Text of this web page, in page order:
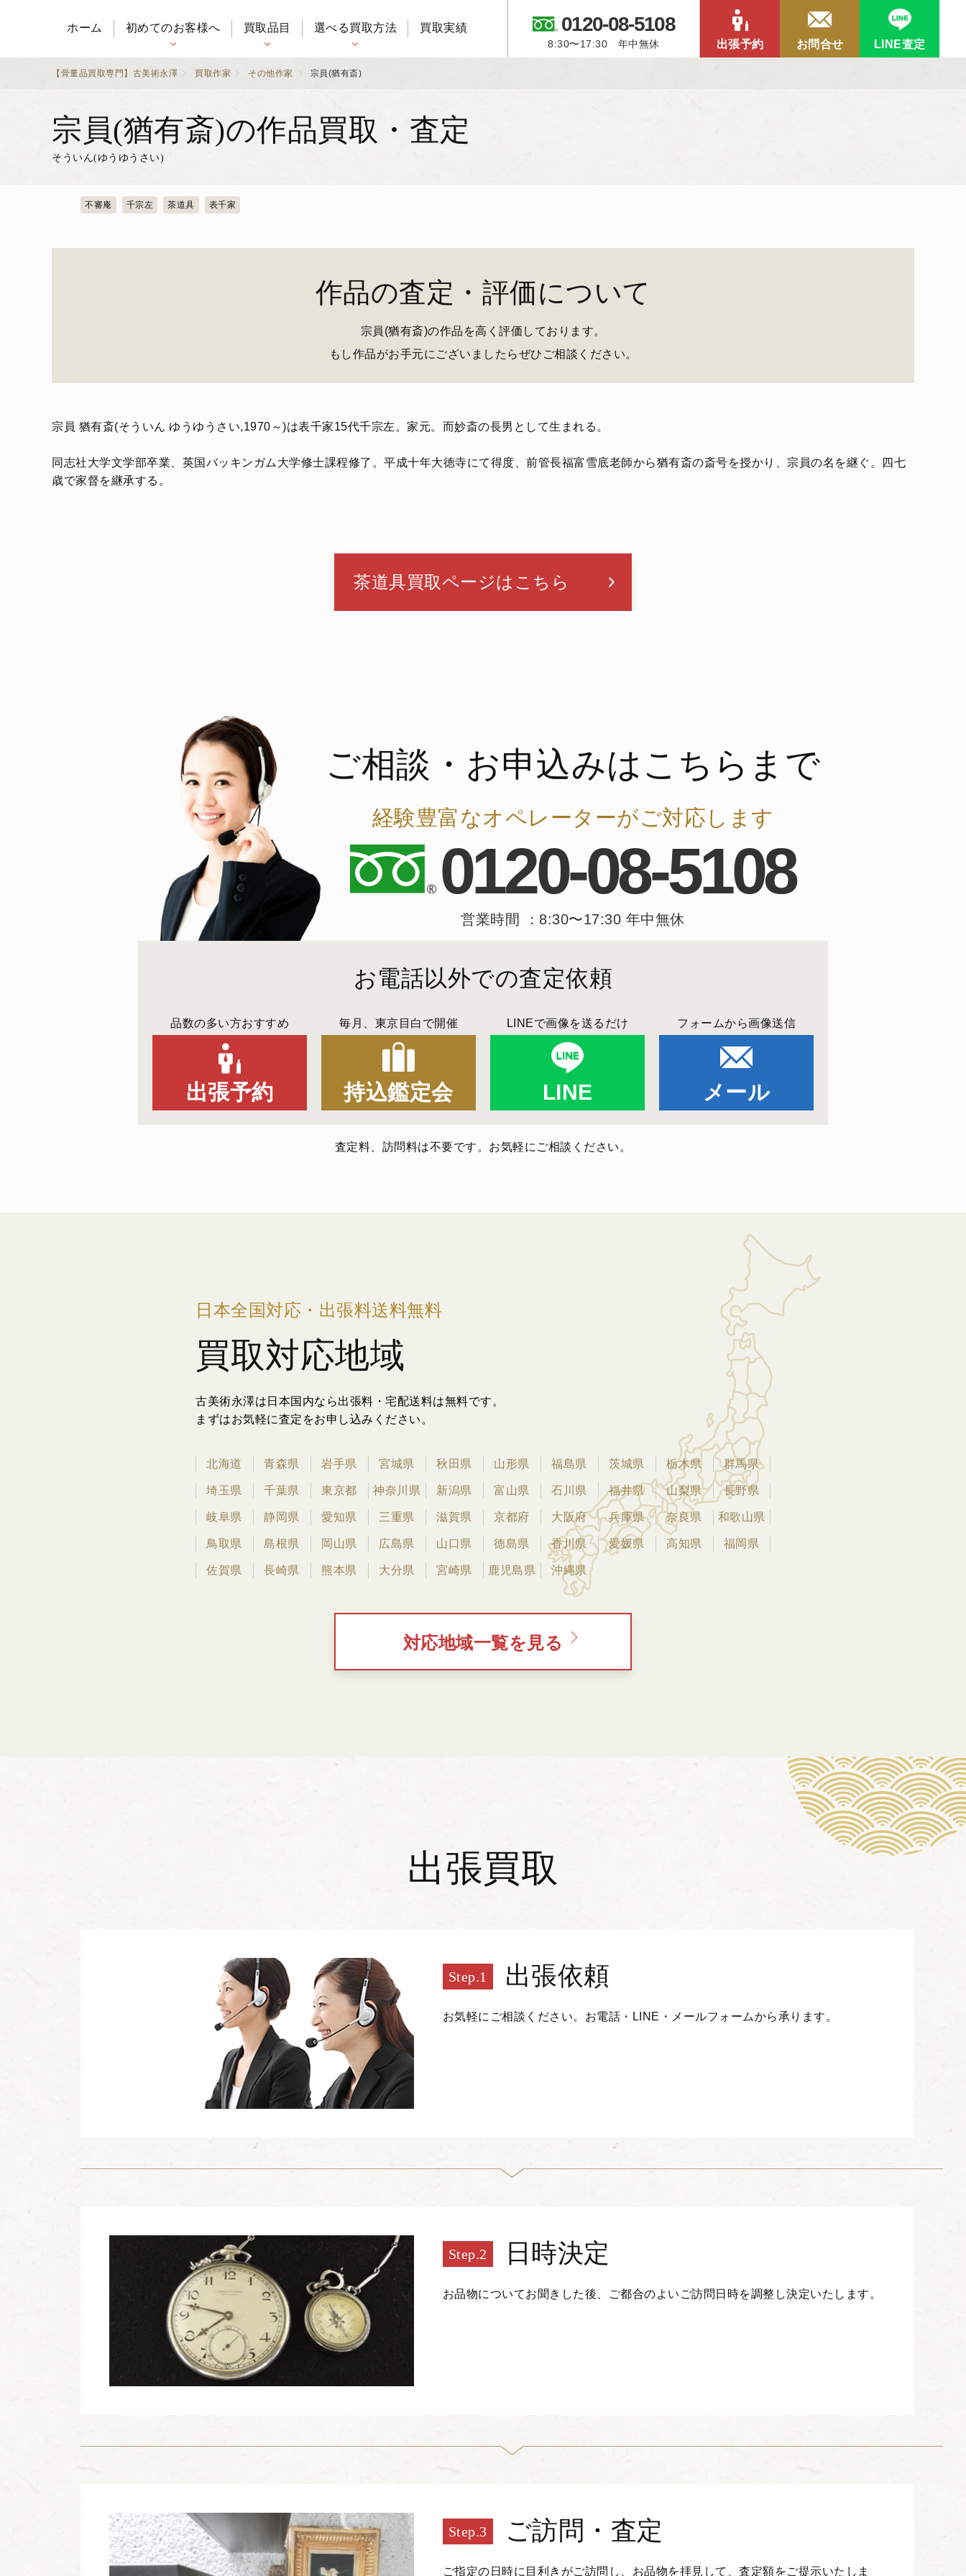
ホーム 初めてのお客様へ 買取品目 選べる買取方法 買取実績 0120-08-5108
8:30〜17:30 年中無休 出張予約 お問合せ LINE査定
【骨董品買取専門】古美術永澤 買取作家 その他作家 宗員(猶有斎)
宗員(猶有斎)の作品買取・査定
そういん(ゆうゆうさい)
不審庵 千宗左 茶道具 表千家
作品の査定・評価について
宗員(猶有斎)の作品を高く評価しております。
もし作品がお手元にございましたらぜひご相談ください。
宗員 猶有斎(そういん ゆうゆうさい,1970～)は表千家15代千宗左。家元。而妙斎の長男として生まれる。
同志社大学文学部卒業、英国バッキンガム大学修士課程修了。平成十年大徳寺にて得度、前管長福富雪底老師から猶有斎の斎号を授かり、宗員の名を継ぐ。四七
歳で家督を継承する。
茶道具買取ページはこちら
ご相談・お申込みはこちらまで
経験豊富なオペレーターがご対応します
0120-08-5108
営業時間 ：8:30〜17:30 年中無休
お電話以外での査定依頼
品数の多い方おすすめ
出張予約
毎月、東京目白で開催
持込鑑定会
LINEで画像を送るだけ
LINE
フォームから画像送信
メール
査定料、訪問料は不要です。お気軽にご相談ください。
日本全国対応・出張料送料無料
買取対応地域
古美術永澤は日本国内なら出張料・宅配送料は無料です。
まずはお気軽に査定をお申し込みください。
北海道 青森県 岩手県 宮城県 秋田県 山形県 福島県 茨城県 栃木県 群馬県
埼玉県 千葉県 東京都 神奈川県 新潟県 富山県 石川県 福井県 山梨県 長野県
岐阜県 静岡県 愛知県 三重県 滋賀県 京都府 大阪府 兵庫県 奈良県 和歌山県
鳥取県 島根県 岡山県 広島県 山口県 徳島県 香川県 愛媛県 高知県 福岡県
佐賀県 長崎県 熊本県 大分県 宮崎県 鹿児島県 沖縄県
対応地域一覧を見る
出張買取
出張依頼
お気軽にご相談ください。お電話・LINE・メールフォームから承ります。
日時決定
お品物についてお聞きした後、ご都合のよいご訪問日時を調整し決定いたします。
ご訪問・査定
ご指定の日時に目利きがご訪問し、お品物を拝見して、査定額をご提示いたしま